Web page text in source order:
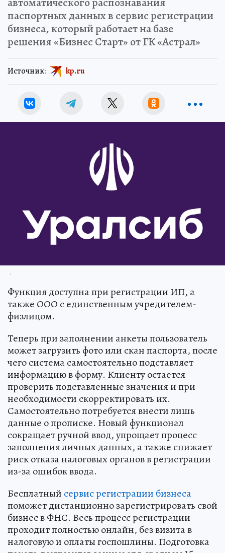
паспортных данных в сервис регистрации
бизнеса, который работает на базе
решения «Бизнес Старт» от ГК «Астрал»
Источник: kp.ru
.
Функция доступна при регистрации ИП, а
также ООО с единственным учредителем-
физлицом.
Теперь при заполнении анкеты пользователь
может загрузить фото или скан паспорта, после
чего система самостоятельно подставляет
информацию в форму. Клиенту остается
проверить подставленные значения и при
необходимости скорректировать их.
Самостоятельно потребуется внести лишь
данные о прописке. Новый функционал
сокращает ручной ввод, упрощает процесс
заполнения личных данных, а также снижает
риск отказа налоговых органов в регистрации
из-за ошибок ввода.
Бесплатный сервис регистрации бизнеса
поможет дистанционно зарегистрировать свой
бизнес в ФНС. Весь процесс регистрации
проходит полностью онлайн, без визита в
налоговую и оплаты госпошлины. Подготовка